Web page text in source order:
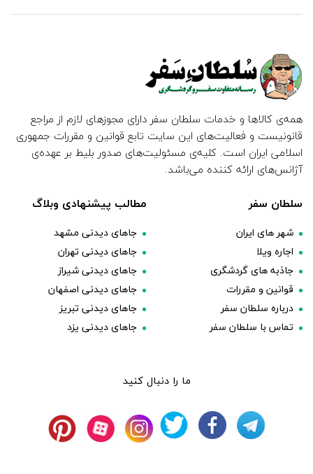
همه‌ی کالاها و خدمات سلطان سفر دارای مجوزهای لازم از مراجع
قانونیست و فعالیت‌های این سایت تابع قوانین و مقررات جمهوری
اسلامی ایران است. کلیه‌ی مسئولیت‌های صدور بلیط بر عهده‌ی
آژانس‌های ارائه کننده می‌باشد.
سلطان سفر
شهر های ایران
اجاره ویلا
جاذبه های گردشگری
قوانین و مقررات
درباره سلطان سفر
تماس با سلطان سفر
مطالب پیشنهادی وبلاگ
جاهای دیدنی مشهد
جاهای دیدنی تهران
جاهای دیدنی شیراز
جاهای دیدنی اصفهان
جاهای دیدنی تبریز
جاهای دیدنی یزد
ما را دنبال کنید